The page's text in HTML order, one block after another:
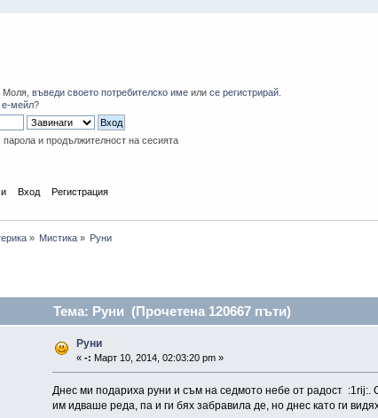
. Моля,въведи своето потребителско име илисе регистрирай
е-мейл?
и продължителност на сесията
Вход Регистрация
» Мистика » Руни
Тема: Руни (Прочетена 120667 пъти)
Руни
«-: Март 10, 2014, 02:03:20 pm »
Днес ми подариха руни и съм на седмото небе от радост :1rij:.
им идваше реда, па и ги бях забравила де, но днес като ги